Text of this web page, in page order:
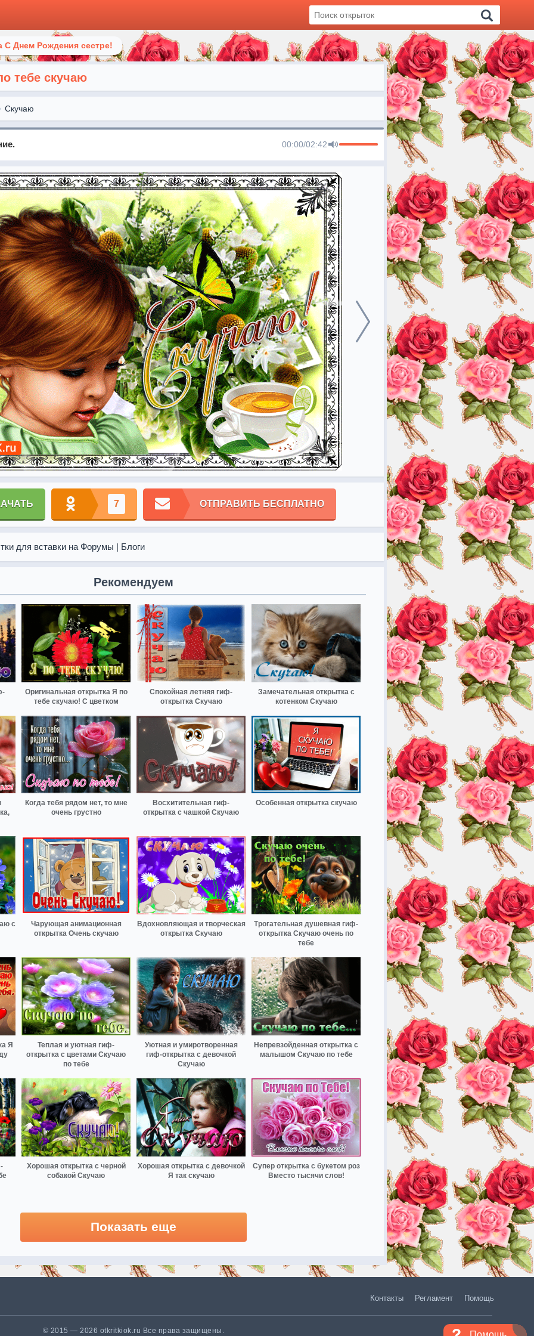
С Днем Рождения сестре!
тебе скучаю
Скучаю
00:00/02:42
7 ОТПРАВИТЬ БЕСПЛАТНО
для вставки на Форумы | Блоги
Рекомендуем
Оригинальная открытка Я по
тебе скучаю! С цветком
Спокойная летняя гиф-
открытка Скучаю
Замечательная открытка с
котенком Скучаю
Когда тебя рядом нет, то мне
очень грустно
Восхитительная гиф-
открытка с чашкой Скучаю
Особенная открытка скучаю
с
Чарующая анимационная
открытка Очень скучаю
Вдохновляющая и творческая
открытка Скучаю
Трогательная душевная гиф-
открытка Скучаю очень по
тебе
Я
Теплая и уютная гиф-
открытка с цветами Скучаю
по тебе
Уютная и умиротворенная
гиф-открытка с девочкой
Скучаю
Непревзойденная открытка с
малышом Скучаю по тебе
Хорошая открытка с черной
собакой Скучаю
Хорошая открытка с девочкой
Я так скучаю
Супер открытка с букетом роз
Вместо тысячи слов!
Показать еще
Контакты Регламент Помощь
© 2015 — 2026 otkritkiok.ru Все права защищены.